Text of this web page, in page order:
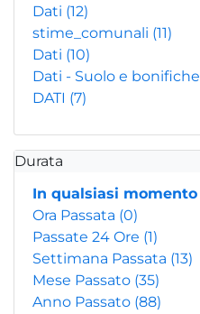
Dati (12)
stime_comunali (11)
Dati (10)
Dati - Suolo e bonifiche
DATI (7)
Durata
In qualsiasi momento
Ora Passata (0)
Passate 24 Ore (1)
Settimana Passata (13)
Mese Passato (35)
Anno Passato (88)